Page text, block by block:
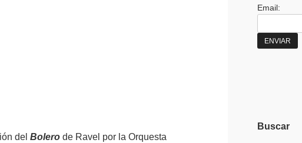
del Bolero de Ravel por la Orquesta
Email:
Buscar